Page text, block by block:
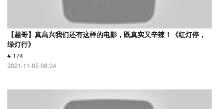
【越哥】真高兴我们还有这样的电影，既真实又辛辣！《红灯停，
绿灯行》
# 174
2021-11-05 08:34